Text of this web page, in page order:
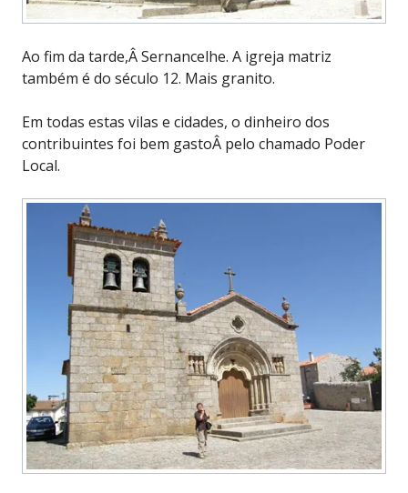
Ao fim da tarde,Â Sernancelhe. A igreja matriz
também é do século 12. Mais granito.
Em todas estas vilas e cidades, o dinheiro dos
contribuintes foi bem gastoÂ pelo chamado Poder
Local.